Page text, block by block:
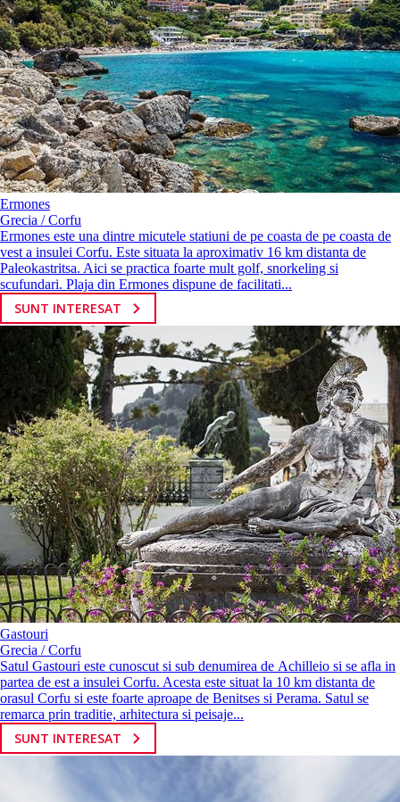
Ermones
Grecia / Corfu
Ermones este una dintre micutele statiuni de pe coasta de pe coasta de
vest a insulei Corfu. Este situata la aproximativ 16 km distanta de
Paleokastritsa. Aici se practica foarte mult golf, snorkeling si
scufundari. Plaja din Ermones dispune de facilitati...
SUNT INTERESAT
Gastouri
Grecia / Corfu
Satul Gastouri este cunoscut si sub denumirea de Aсhillеiο si se afla in
partea de est a insulei Corfu. Acesta este situat la 10 km distanta de
orasul Corfu si este foarte aproape de Benitses si Perama. Satul se
remarca prin traditie, arhitectura si peisaje...
SUNT INTERESAT